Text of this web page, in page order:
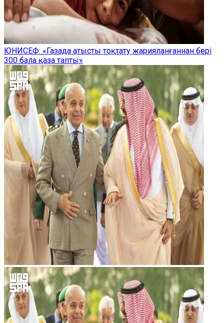
ЮНИСЕФ: «Газада атысты тоқтату жарияланғаннан бері
300 бала қаза тапты»